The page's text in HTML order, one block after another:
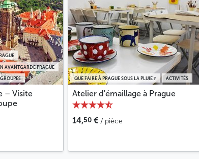
AVANTGARDE PRAGUE
– Visite
QUE FAIRE À PRAGUE SOUS LA PLUIE ? ACTIVITÉS
Atelier d'émaillage à Prague
14,50 € / pièce